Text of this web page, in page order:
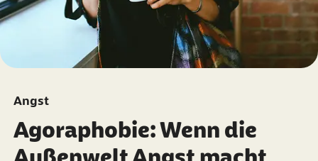
Angst
Agoraphobie: Wenn die